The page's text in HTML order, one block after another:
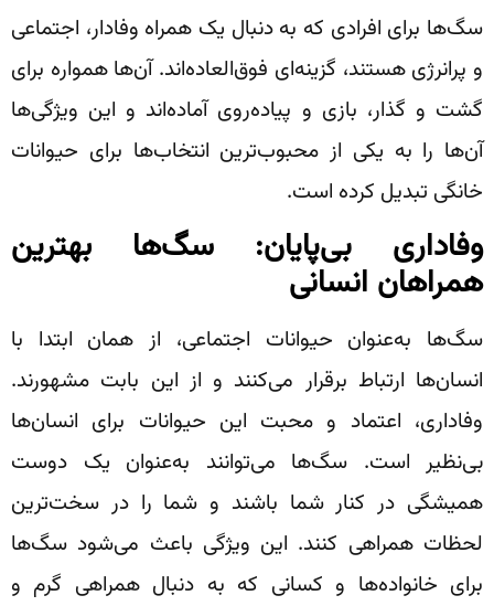
سگ‌ها برای افرادی که به دنبال یک همراه وفادار، اجتماعی
و پرانرژی هستند، گزینه‌ای فوق‌العاده‌اند. آن‌ها همواره برای
گشت و گذار، بازی و پیاده‌روی آماده‌اند و این ویژگی‌ها
آن‌ها را به یکی از محبوب‌ترین انتخاب‌ها برای حیوانات
خانگی تبدیل کرده است.
وفاداری بی‌پایان: سگ‌ها بهترین
همراهان انسانی
سگ‌ها به‌عنوان حیوانات اجتماعی، از همان ابتدا با
انسان‌ها ارتباط برقرار می‌کنند و از این بابت مشهورند.
وفاداری، اعتماد و محبت این حیوانات برای انسان‌ها
بی‌نظیر است. سگ‌ها می‌توانند به‌عنوان یک دوست
همیشگی در کنار شما باشند و شما را در سخت‌ترین
لحظات همراهی کنند. این ویژگی باعث می‌شود سگ‌ها
برای خانواده‌ها و کسانی که به دنبال همراهی گرم و